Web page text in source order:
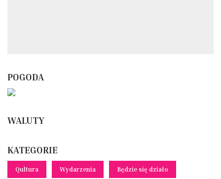
POGODA
WALUTY
KATEGORIE
Qultura Wydarzenia Będzie się działo